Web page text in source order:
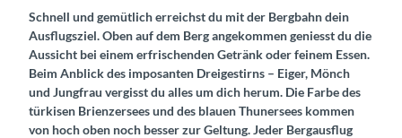
Schnell und gemütlich erreichst du mit der Bergbahn dein
Ausflugsziel. Oben auf dem Berg angekommen geniesst du die
Aussicht bei einem erfrischenden Getränk oder feinem Essen.
Beim Anblick des imposanten Dreigestirns – Eiger, Mönch
und Jungfrau vergisst du alles um dich herum. Die Farbe des
türkisen Brienzersees und des blauen Thunersees kommen
von hoch oben noch besser zur Geltung. Jeder Bergausflug